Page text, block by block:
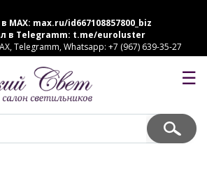
MAX: max.ru/id667108857800_biz
в Telegramm: t.me/euroluster
Telegramm, Whatsapp: +7 (967) 639-35-27
☰